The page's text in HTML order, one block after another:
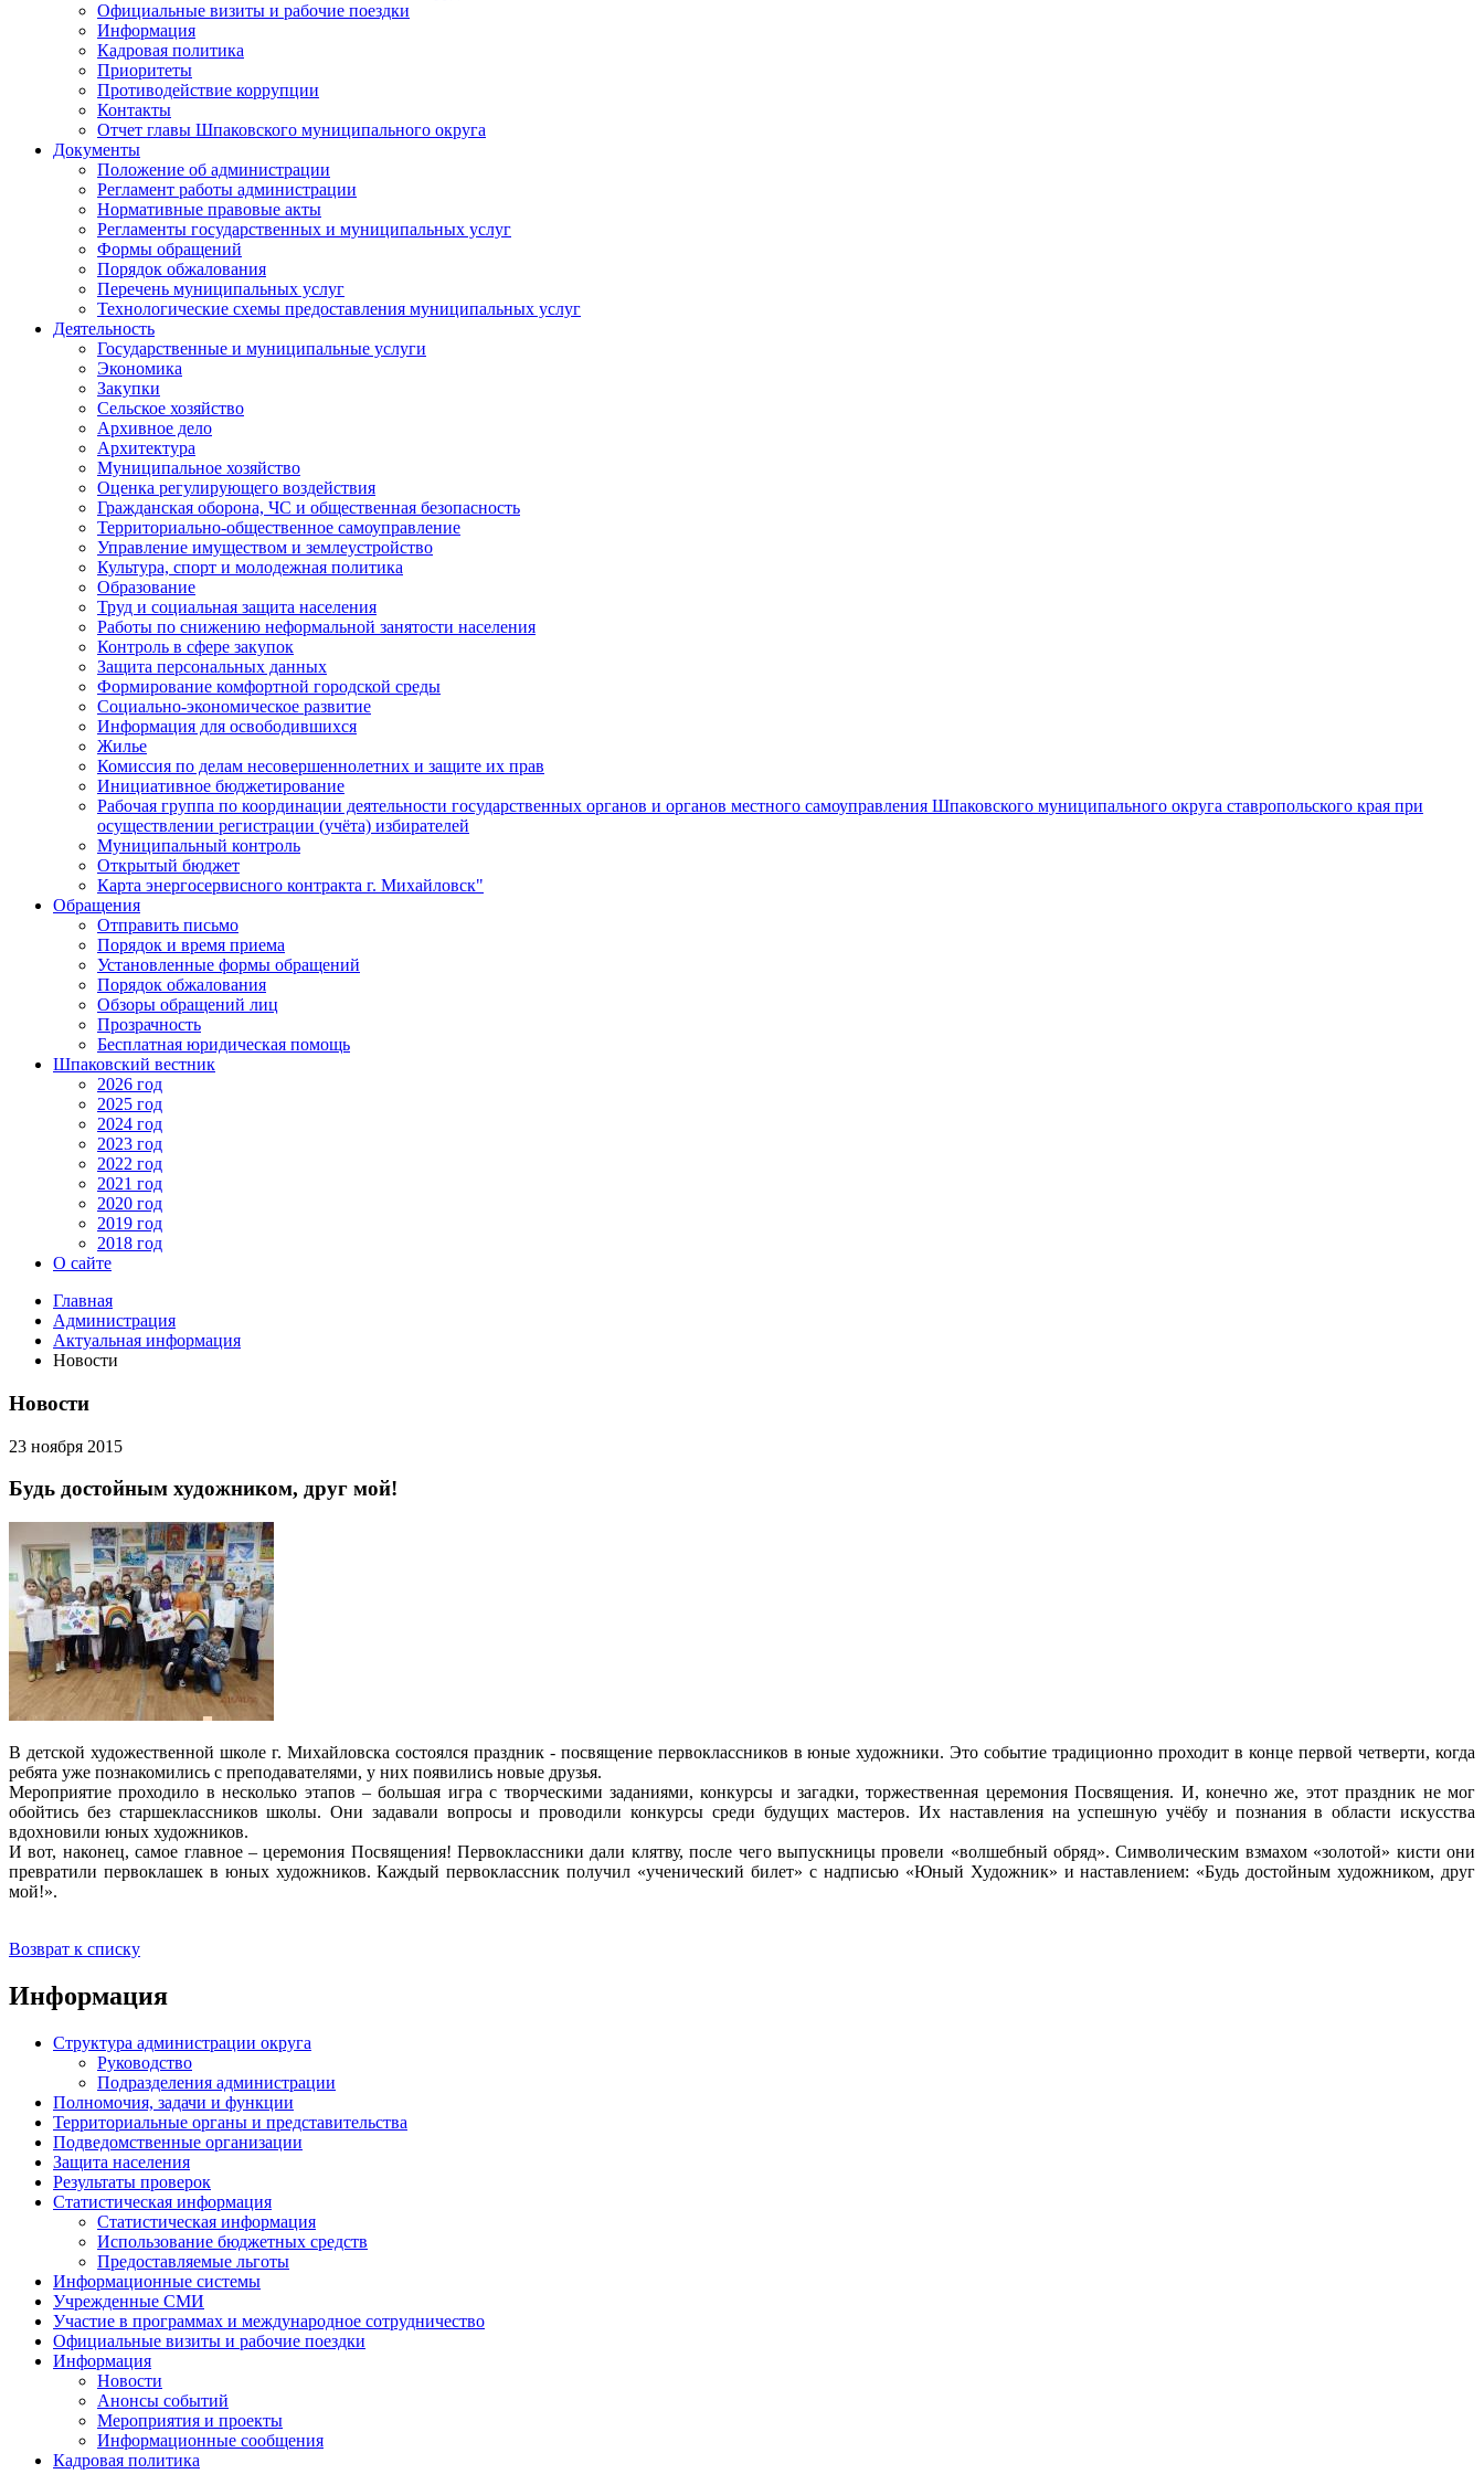
Официальные визиты и рабочие поездки
Информация
Кадровая политика
Приоритеты
Противодействие коррупции
Контакты
Отчет главы Шпаковского муниципального округа
Документы
Положение об администрации
Регламент работы администрации
Нормативные правовые акты
Регламенты государственных и муниципальных услуг
Формы обращений
Порядок обжалования
Перечень муниципальных услуг
Технологические схемы предоставления муниципальных услуг
Деятельность
Государственные и муниципальные услуги
Экономика
Закупки
Сельское хозяйство
Архивное дело
Архитектура
Муниципальное хозяйство
Оценка регулирующего воздействия
Гражданская оборона, ЧС и общественная безопасность
Территориально-общественное самоуправление
Управление имуществом и землеустройство
Культура, спорт и молодежная политика
Образование
Труд и социальная защита населения
Работы по снижению неформальной занятости населения
Контроль в сфере закупок
Защита персональных данных
Формирование комфортной городской среды
Социально-экономическое развитие
Информация для освободившихся
Жилье
Комиссия по делам несовершеннолетних и защите их прав
Инициативное бюджетирование
Рабочая группа по координации деятельности государственных органов и органов местного самоуправления Шпаковского муниципального округа ставропольского края при
осуществлении регистрации (учёта) избирателей
Муниципальный контроль
Открытый бюджет
Карта энергосервисного контракта г. Михайловск"
Обращения
Отправить письмо
Порядок и время приема
Установленные формы обращений
Порядок обжалования
Обзоры обращений лиц
Прозрачность
Бесплатная юридическая помощь
Шпаковский вестник
2026 год
2025 год
2024 год
2023 год
2022 год
2021 год
2020 год
2019 год
2018 год
О сайте
Главная
Администрация
Актуальная информация
Новости
Новости
23 ноября 2015
Будь достойным художником, друг мой!
В детской художественной школе г. Михайловска состоялся праздник - посвящение первоклассников в юные художники. Это событие традиционно проходит в конце первой четверти, когда
ребята уже познакомились с преподавателями, у них появились новые друзья.
Мероприятие проходило в несколько этапов – большая игра с творческими заданиями, конкурсы и загадки, торжественная церемония Посвящения. И, конечно же, этот праздник не мог
обойтись без старшеклассников школы. Они задавали вопросы и проводили конкурсы среди будущих мастеров. Их наставления на успешную учёбу и познания в области искусства
вдохновили юных художников.
И вот, наконец, самое главное – церемония Посвящения! Первоклассники дали клятву, после чего выпускницы провели «волшебный обряд». Символическим взмахом «золотой» кисти они
превратили первоклашек в юных художников. Каждый первоклассник получил «ученический билет» с надписью «Юный Художник» и наставлением: «Будь достойным художником, друг
мой!».
Возврат к списку
Информация
Структура администрации округа
Руководство
Подразделения администрации
Полномочия, задачи и функции
Территориальные органы и представительства
Подведомственные организации
Защита населения
Результаты проверок
Статистическая информация
Статистическая информация
Использование бюджетных средств
Предоставляемые льготы
Информационные системы
Учрежденные СМИ
Участие в программах и международное сотрудничество
Официальные визиты и рабочие поездки
Информация
Новости
Анонсы событий
Мероприятия и проекты
Информационные сообщения
Кадровая политика